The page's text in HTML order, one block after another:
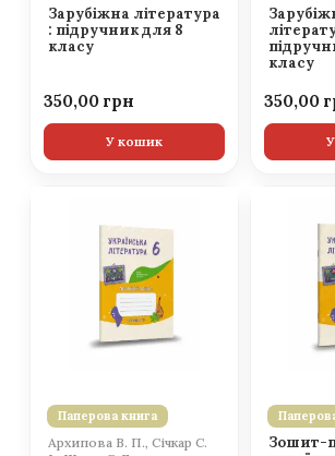
Зарубіжна література
: підручник для 8
класу
350,00
У кошик
класу
350,00
Паперова книга
Архипова В. П., Січкар С.
Зошит-